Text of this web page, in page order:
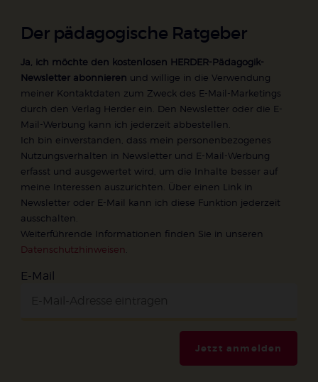
Der pädagogische Ratgeber
Ja, ich möchte den kostenlosen HERDER-Pädagogik-
Newsletter abonnieren und willige in die Verwendung
meiner Kontaktdaten zum Zweck des E-Mail-Marketings
durch den Verlag Herder ein. Den Newsletter oder die E-
Mail-Werbung kann ich jederzeit abbestellen.
Ich bin einverstanden, dass mein personenbezogenes
Nutzungsverhalten in Newsletter und E-Mail-Werbung
erfasst und ausgewertet wird, um die Inhalte besser auf
meine Interessen auszurichten. Über einen Link in
Newsletter oder E-Mail kann ich diese Funktion jederzeit
ausschalten.
Weiterführende Informationen finden Sie in unseren
Datenschutzhinweisen
E-Mail
Jetzt anmelden